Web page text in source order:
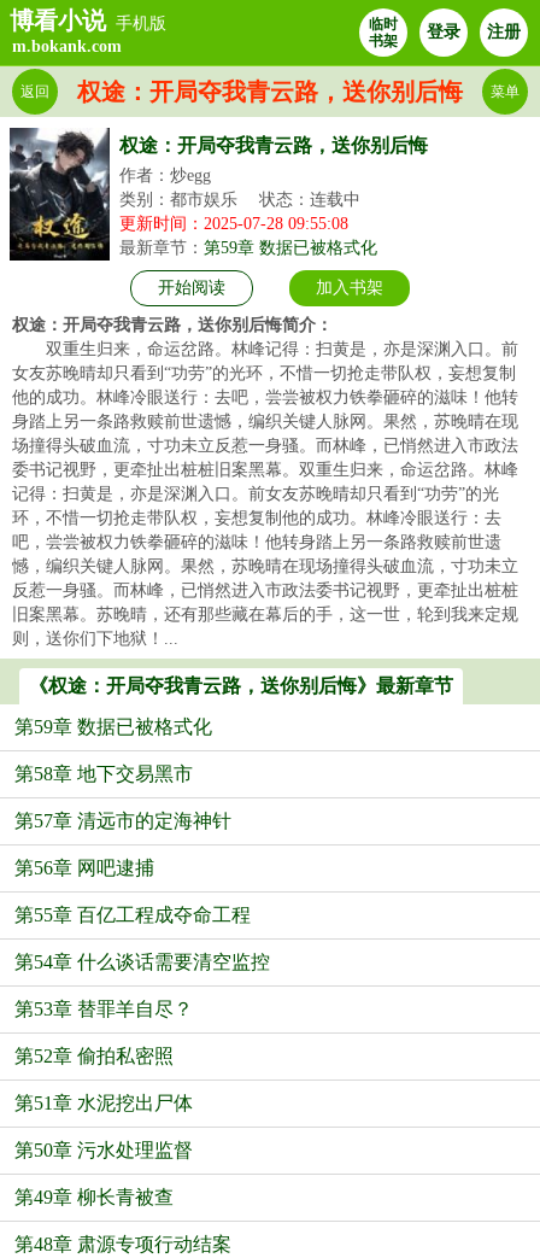
博看小说 手机版
m.bokank.com
临时
书架
登录 注册
权途：开局夺我青云路，送你别后悔
返回 菜单
权途：开局夺我青云路，送你别后悔
作者：炒egg
类别：都市娱乐
状态：连载中
更新时间：2025-07-28 09:55:08
最新章节： 第59章 数据已被格式化
开始阅读 加入书架
权途：开局夺我青云路，送你别后悔简介：
双重生归来，命运岔路。林峰记得：扫黄是，亦是深渊入口。前
女友苏晚晴却只看到“功劳”的光环，不惜一切抢走带队权，妄想复制
他的成功。林峰冷眼送行：去吧，尝尝被权力铁拳砸碎的滋味！他转
身踏上另一条路救赎前世遗憾，编织关键人脉网。果然，苏晚晴在现
场撞得头破血流，寸功未立反惹一身骚。而林峰，已悄然进入市政法
委书记视野，更牵扯出桩桩旧案黑幕。双重生归来，命运岔路。林峰
记得：扫黄是，亦是深渊入口。前女友苏晚晴却只看到“功劳”的光
环，不惜一切抢走带队权，妄想复制他的成功。林峰冷眼送行：去
吧，尝尝被权力铁拳砸碎的滋味！他转身踏上另一条路救赎前世遗
憾，编织关键人脉网。果然，苏晚晴在现场撞得头破血流，寸功未立
反惹一身骚。而林峰，已悄然进入市政法委书记视野，更牵扯出桩桩
旧案黑幕。苏晚晴，还有那些藏在幕后的手，这一世，轮到我来定规
则，送你们下地狱！...
《权途：开局夺我青云路，送你别后悔》最新章节
第59章 数据已被格式化
第58章 地下交易黑市
第57章 清远市的定海神针
第56章 网吧逮捕
第55章 百亿工程成夺命工程
第54章 什么谈话需要清空监控
第53章 替罪羊自尽？
第52章 偷拍私密照
第51章 水泥挖出尸体
第50章 污水处理监督
第49章 柳长青被查
第48章 肃源专项行动结案